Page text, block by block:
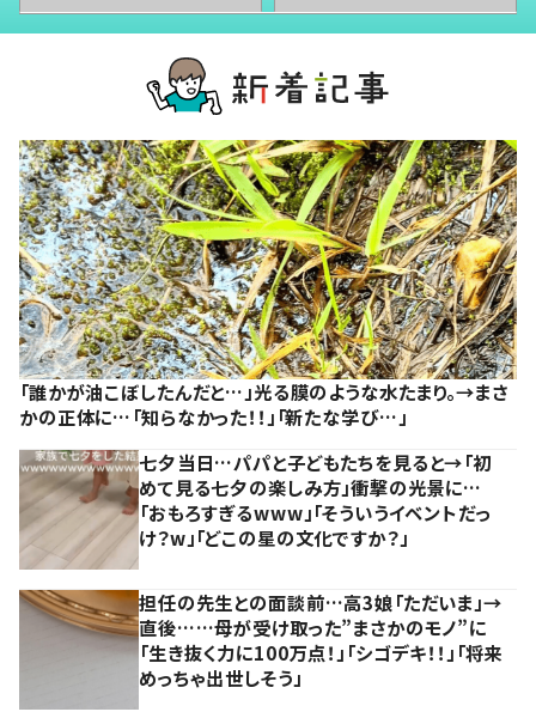
「誰かが油こぼしたんだと…」光る膜のような水たまり。→まさ
かの正体に…「知らなかった！！」「新たな学び…」
七夕当日…パパと子どもたちを見ると→「初
めて見る七夕の楽しみ方」衝撃の光景に…
「おもろすぎるwww」「そういうイベントだっ
け？w」「どこの星の文化ですか？」
担任の先生との面談前…高3娘「ただいま」→
直後……母が受け取った”まさかのモノ”に
「生き抜く力に100万点！」「シゴデキ！！」「将来
めっちゃ出世しそう」